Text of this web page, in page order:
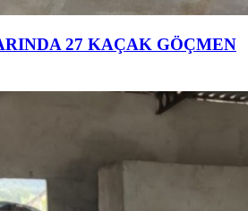
27 KAÇAK GÖÇMEN